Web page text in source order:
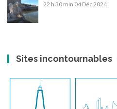
22 h 30 min 04 Déc 2024
Sites incontournables